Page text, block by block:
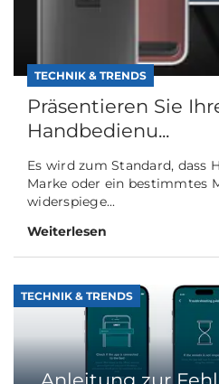
TECHNIK & TRENDS
Präsentieren Sie
Handbedienu...
Es wird zum Standard, dass
Marke oder ein bestimmtes
widerspiege...
Weiterlesen
TECHNIK & TRENDS